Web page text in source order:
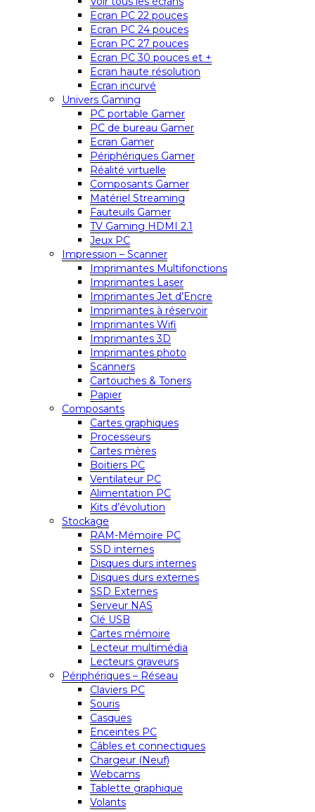
Ecran PC 22 pouces
Ecran PC 24 pouces
Ecran PC 27 pouces
Ecran PC 30 pouces et +
Ecran haute résolution
Ecran incurvé
Univers Gaming
PC portable Gamer
PC de bureau Gamer
Ecran Gamer
Périphériques Gamer
Réalité virtuelle
Composants Gamer
Matériel Streaming
Fauteuils Gamer
TV Gaming HDMI 2.1
Jeux PC
Impression – Scanner
Imprimantes Multifonctions
Imprimantes Laser
Imprimantes Jet d’Encre
Imprimantes à réservoir
Imprimantes Wifi
Imprimantes 3D
Imprimantes photo
Scanners
Cartouches & Toners
Papier
Composants
Cartes graphiques
Processeurs
Cartes mères
Boitiers PC
Ventilateur PC
Alimentation PC
Kits d’évolution
Stockage
RAM-Mémoire PC
SSD internes
Disques durs internes
Disques durs externes
SSD Externes
Serveur NAS
Clé USB
Cartes mémoire
Lecteur multimédia
Lecteurs graveurs
Périphériques – Réseau
Claviers PC
Souris
Casques
Enceintes PC
Câbles et connectiques
Chargeur (Neuf)
Webcams
Tablette graphique
Volants